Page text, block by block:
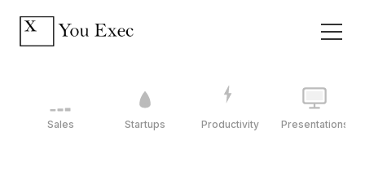
Sales Startups Productivity Presentations